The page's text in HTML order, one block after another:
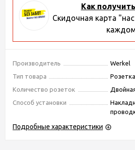
Как
Скидочная карта
Производитель
Werkel
Тип товара
Количество розеток
Способ установки
Подробные характеристики